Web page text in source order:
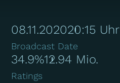
08.11.202020:15 Uhr
Broadcast Date
34.9%12.94 Mio.
Ratings